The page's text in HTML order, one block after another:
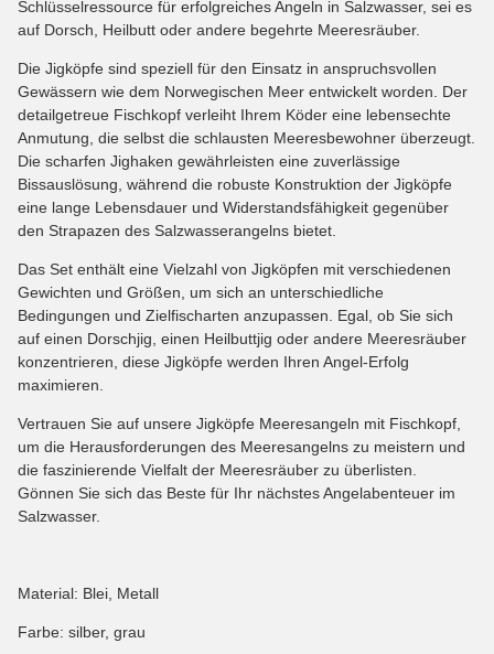
Schlüsselressource für erfolgreiches Angeln in Salzwasser, sei es
auf Dorsch, Heilbutt oder andere begehrte Meeresräuber.
Die Jigköpfe sind speziell für den Einsatz in anspruchsvollen
Gewässern wie dem Norwegischen Meer entwickelt worden. Der
detailgetreue Fischkopf verleiht Ihrem Köder eine lebensechte
Anmutung, die selbst die schlausten Meeresbewohner überzeugt.
Die scharfen Jighaken gewährleisten eine zuverlässige
Bissauslösung, während die robuste Konstruktion der Jigköpfe
eine lange Lebensdauer und Widerstandsfähigkeit gegenüber
den Strapazen des Salzwasserangelns bietet.
Das Set enthält eine Vielzahl von Jigköpfen mit verschiedenen
Gewichten und Größen, um sich an unterschiedliche
Bedingungen und Zielfischarten anzupassen. Egal, ob Sie sich
auf einen Dorschjig, einen Heilbuttjig oder andere Meeresräuber
konzentrieren, diese Jigköpfe werden Ihren Angel-Erfolg
maximieren.
Vertrauen Sie auf unsere Jigköpfe Meeresangeln mit Fischkopf,
um die Herausforderungen des Meeresangelns zu meistern und
die faszinierende Vielfalt der Meeresräuber zu überlisten.
Gönnen Sie sich das Beste für Ihr nächstes Angelabenteuer im
Salzwasser.
Material: Blei, Metall
Farbe: silber, grau